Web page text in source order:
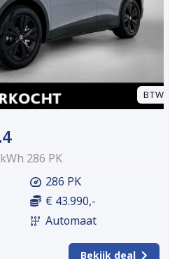
BTW
286 PK
286 PK
€ 43.990,-
Automaat
Bekijk deal